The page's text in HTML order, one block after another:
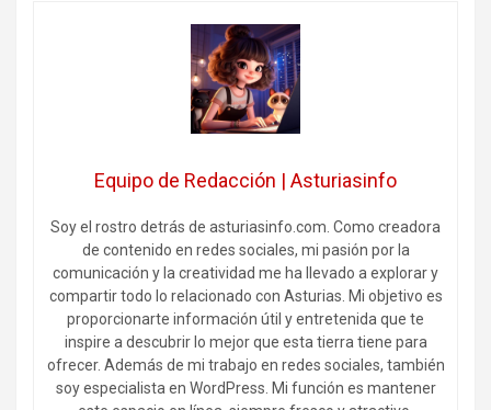
Equipo de Redacción | Asturiasinfo
Soy el rostro detrás de asturiasinfo.com. Como creadora
de contenido en redes sociales, mi pasión por la
comunicación y la creatividad me ha llevado a explorar y
compartir todo lo relacionado con Asturias. Mi objetivo es
proporcionarte información útil y entretenida que te
inspire a descubrir lo mejor que esta tierra tiene para
ofrecer. Además de mi trabajo en redes sociales, también
soy especialista en WordPress. Mi función es mantener